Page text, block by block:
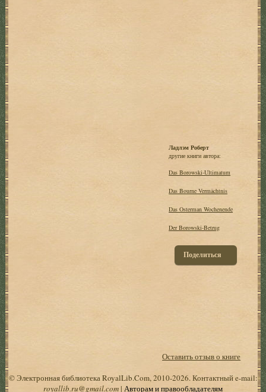
Ладлэм Роберт
другие книги автора:
Das Borowski-Ultimatum
Das Bourne Vermächtnis
Das Osterman Wochenende
Der Borowski-Betrug
Поделиться
Оставить отзыв о книге
© Электронная библиотека RoyalLib.Com, 2010-2026. Контактный e-mail:
royallib.ru@gmail.com| Авторам и правообладателям